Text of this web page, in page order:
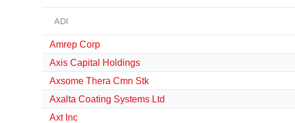
ADI
Amrep Corp
Axis Capital Holdings
Axsome Thera Cmn Stk
Axalta Coating Systems Ltd
Axt Inc